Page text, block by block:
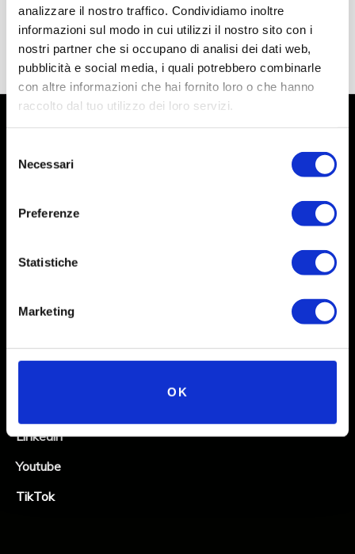
analizzare il nostro traffico. Condividiamo inoltre
informazioni sul modo in cui utilizzi il nostro sito con i
nostri partner che si occupano di analisi dei dati web,
pubblicità e social media, i quali potrebbero combinarle
con altre informazioni che hai fornito loro o che hanno
raccolto dal tuo utilizzo dei loro servizi.
delNecessari
Preferenze
Statistiche
Marketing
OK
Social
Instagram
Linkedin
Youtube
TikTok